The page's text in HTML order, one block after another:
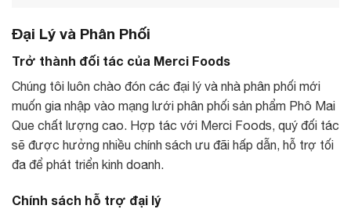
Đại Lý và Phân Phối
Trở thành đối tác của Merci Foods
Chúng tôi luôn chào đón các đại lý và nhà phân phối mới
muốn gia nhập vào mạng lưới phân phối sản phẩm Phô Mai
Que chất lượng cao. Hợp tác với Merci Foods, quý đối tác
sẽ được hưởng nhiều chính sách ưu đãi hấp dẫn, hỗ trợ tối
đa để phát triển kinh doanh.
Chính sách hỗ trợ đại lý